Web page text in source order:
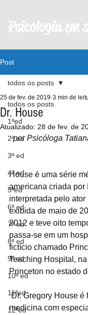
Psicologia em
Post
todos os posts
1ªed
2ª ed
3ª ed
4ª ed
5ªed
6ª ed
7ª ed
8ª ed
9ª ed
10ª ed
11ªed
12ªed
todos os posts
Dr. House
25 de fev. de 2019 3 min de
Atualizado: 28 de fev. de
por Psicóloga
House é uma série
americana criada por
interpretada pelo
exibida de maio de
2012 e teve oito
passa-se em um
fictício chamado
Teaching Hospital,
Princeton no estado
Dr. Gregory House é formado em
medicina com